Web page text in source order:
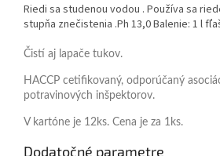
Riedi sa studenou vodou . Používa sa
stupňa znečistenia .Ph 13,0 Balenie: 1 l
Čistí aj lapače tukov.
HACCP cetifikovaný, odporúčaný
potravinových inšpektorov.
V kartóne je 12ks. Cena je za 1ks.
Dodatočné parametre